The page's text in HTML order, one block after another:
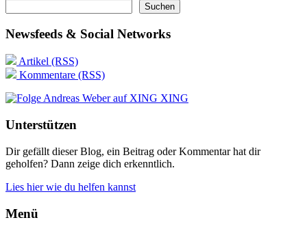
Suchen
Newsfeeds & Social Networks
Artikel (RSS)
Kommentare (RSS)
XING
Unterstützen
Dir gefällt dieser Blog, ein Beitrag oder Kommentar hat dir
geholfen? Dann zeige dich erkenntlich.
Lies hier wie du helfen kannst
Menü